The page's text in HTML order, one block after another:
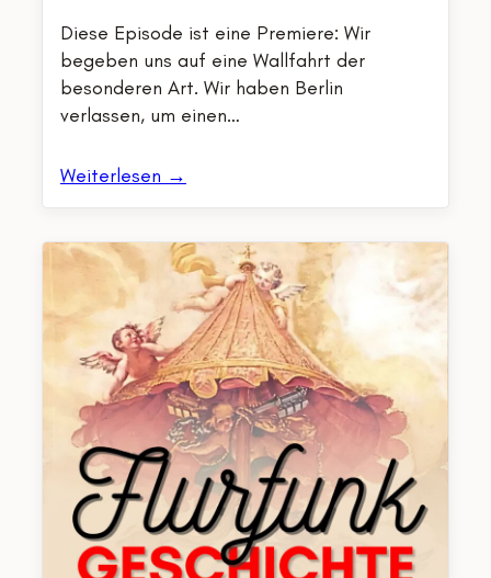
Diese Episode ist eine Premiere: Wir
begeben uns auf eine Wallfahrt der
besonderen Art. Wir haben Berlin
verlassen, um einen…
Weiterlesen →